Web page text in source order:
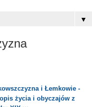
▼
i Łemkowie -
życia i obyczajów z